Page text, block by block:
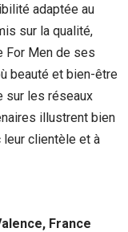
adaptée au
sur la qualité,
For Men de ses
beauté et bien-être
sur les réseaux
illustrent bien
leur clientèle et à
France